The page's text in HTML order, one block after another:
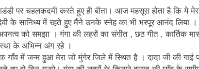
पर चहलकदमी करते हुए ही बीता। आज महसूस होता है कि ये मेरा
के सानिध्य में रहते हुए मैंने उनके स्नेह का भी भरपूर आनंद लिया ।
को समझा । गंगा की लहरों का संगीत , छठ गीत , कार्तिक
के अभिन्न अंग रहे ।
गाँव में जन्म हुआ मेरा जो मुंगेर जिले में स्थित है । दादा जी की गाई